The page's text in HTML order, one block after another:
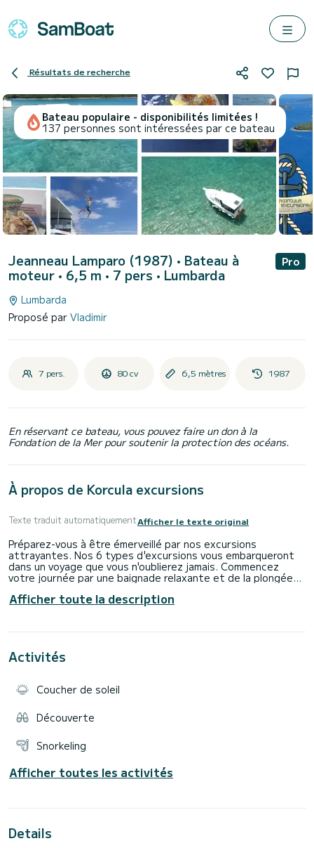
Résultats de recherche
Bateau populaire - disponibilités limitées !
137 personnes sont intéressées par ce bateau
Jeanneau Lamparo (1987) • Bateau à
moteur • 6,5 m • 7 pers • Lumbarda
Pro
Lumbarda
Proposé par Vladimir
7 pers. 80 cv 6,5 mètres 1987
En réservant ce bateau, vous pouvez faire un don à la
Fondation de la Mer pour soutenir la protection des océans.
À propos de Korcula excursions
Texte traduit automatiquementAfficher le texte original
Préparez-vous à être émerveillé par nos excursions
attrayantes. Nos 6 types d'excursions vous embarqueront
dans un voyage que vous n'oublierez jamais. Commencez
votre journée par une baignade relaxante et de la plongée
votre skipper vous présente des fruits de mer frais
récoltés sur place. Dégustez quelques-uns des meilleurs vins
Afficher toute la description
Activités
Coucher de soleil
Découverte
Snorkeling
Afficher toutes les activités
Details